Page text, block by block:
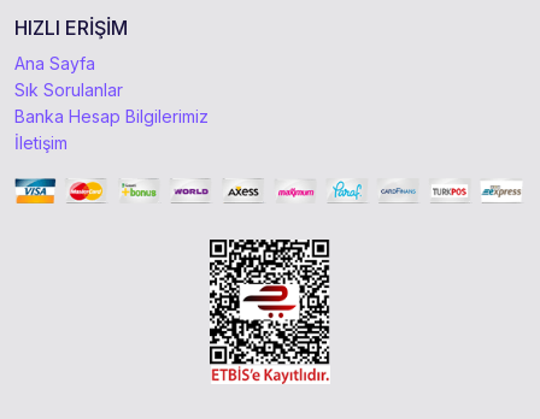
HIZLI ERİŞİM
Ana Sayfa
Sık Sorulanlar
Banka Hesap Bilgilerimiz
İletişim